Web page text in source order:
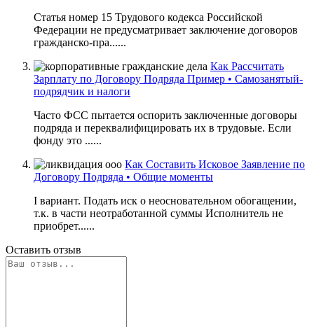
Статья номер 15 Трудового кодекса Российской
Федерации не предусматривает заключение договоров
гражданско-пра......
Как Рассчитать
Зарплату по Договору Подряда Пример • Самозанятый-
подрядчик и налоги
Часто ФСС пытается оспорить заключенные договоры
подряда и переквалифицировать их в трудовые. Если
фонду это ......
Как Составить Исковое Заявление по
Договору Подряда • Общие моменты
I вариант. Подать иск о неосновательном обогащении,
т.к. в части неотработанной суммы Исполнитель не
приобрет......
Оставить отзыв